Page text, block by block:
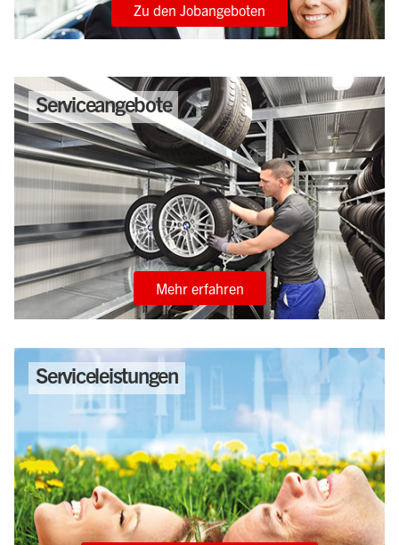
Zu den Jobangeboten
Serviceangebote
Mehr erfahren
Serviceleistungen